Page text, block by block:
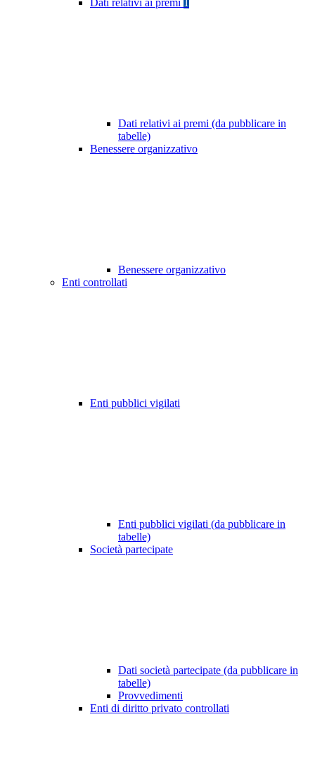
Dati relativi ai premi 1
Dati relativi ai premi (da pubblicare in
tabelle)
Benessere organizzativo
Benessere organizzativo
Enti controllati
Enti pubblici vigilati
Enti pubblici vigilati (da pubblicare in
tabelle)
Società partecipate
Dati società partecipate (da pubblicare in
tabelle)
Provvedimenti
Enti di diritto privato controllati